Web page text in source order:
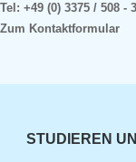
Tel: +49 (0) 3375 / 508 -
Zum Kontaktformular
STUDIEREN